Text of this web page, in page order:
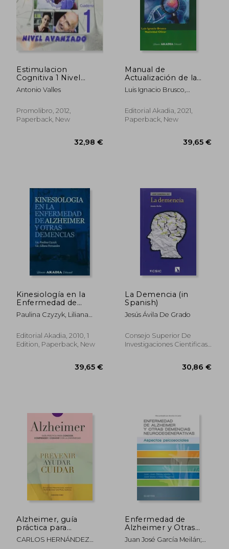
Estimulacion
Cognitiva 1 Nivel
Avanzado (in Spanish)
Antonio Valles
Promolibro, 2012,
Paperback, New
Manual de
Actualización de la
Enfermedad de
Alzheimer (in
Luis Ignacio Brusco,
Editorial Akadia, 2021,
Paperback, New
Kinesiología en la
Enfermedad de
Alzheimer y Otras
Demencias (in
Paulina Czyzyk, Liliana
Editorial Akadia, 2010, 1
Edition, Paperback, New
La Demencia (in
Spanish)
Jesús Ávila De Grado
Consejo Superior De
Investigaciones Cientificas,
Alzheimer, guía
práctica para
conocer, convivir y
afrontar la
CARLOS HERNÁNDEZ
Enfermedad de
Alzheimer y Otras
Demencias
Neurodegenerativas
Juan José García Meilán;